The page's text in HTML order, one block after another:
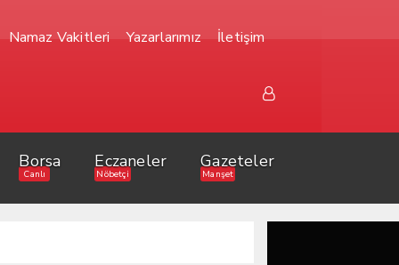
Namaz Vakitleri Yazarlarımız İletişim
Borsa
Canlı
Eczaneler
Nöbetçi
Gazeteler
Manşet